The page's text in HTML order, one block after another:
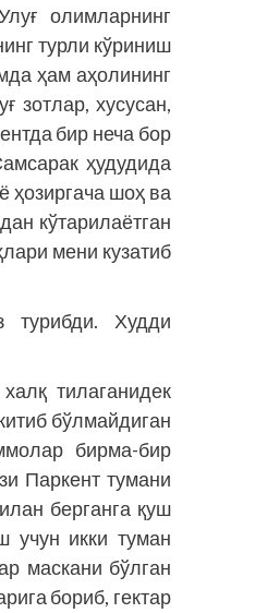
олимларнинг
турли кўриниш
ҳам аҳолининг
зотлар, хусусан,
бир неча бор
ҳудудида
ҳозиргача шоҳ ва
кўтарилаётган
мени кузатиб
турибди. Худди
тилаганидек
бўлмайдиган
бирма-бир
Паркент тумани
берганга қуш
учун икки туман
маскани бўлган
бориб, гектар